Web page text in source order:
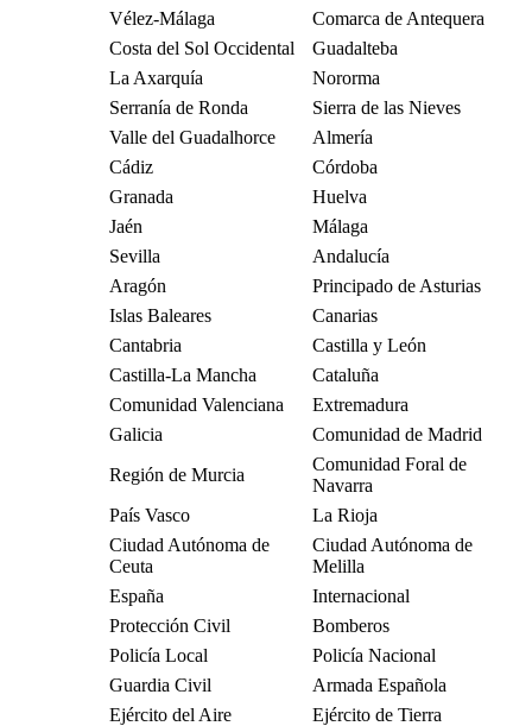
Vélez-Málaga
Comarca de Antequera
Costa del Sol Occidental
Guadalteba
La Axarquía
Nororma
Serranía de Ronda
Sierra de las Nieves
Valle del Guadalhorce
Almería
Cádiz
Córdoba
Granada
Huelva
Jaén
Málaga
Sevilla
Andalucía
Aragón
Principado de Asturias
Islas Baleares
Canarias
Cantabria
Castilla y León
Castilla-La Mancha
Cataluña
Comunidad Valenciana
Extremadura
Galicia
Comunidad de Madrid
Región de Murcia
Comunidad Foral de
Navarra
País Vasco
La Rioja
Ciudad Autónoma de
Ceuta
Ciudad Autónoma de
Melilla
España
Internacional
Protección Civil
Bomberos
Policía Local
Policía Nacional
Guardia Civil
Armada Española
Ejército del Aire
Ejército de Tierra